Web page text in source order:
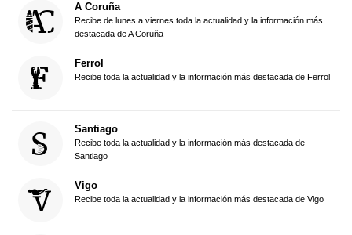
A Coruña
Recibe de lunes a viernes toda la actualidad y la información más
destacada de A Coruña
Ferrol
Recibe toda la actualidad y la información más destacada de Ferrol
Santiago
Recibe toda la actualidad y la información más destacada de
Santiago
Vigo
Recibe toda la actualidad y la información más destacada de Vigo